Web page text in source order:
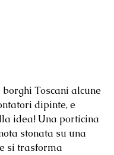
borghi Toscani alcune
dipinte, e
idea! Una porticina
stonata su una
si trasforma